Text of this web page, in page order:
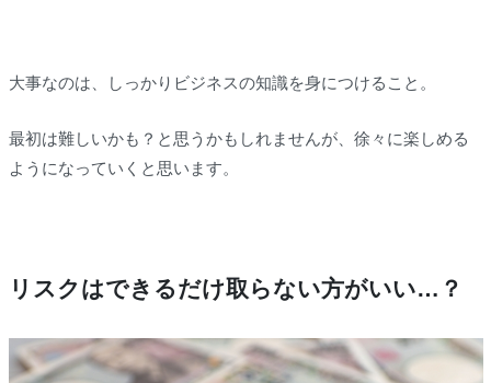
大事なのは、しっかりビジネスの知識を身につけること。
最初は難しいかも？と思うかもしれませんが、徐々に楽しめる
ようになっていくと思います。
リスクはできるだけ取らない方がいい…？